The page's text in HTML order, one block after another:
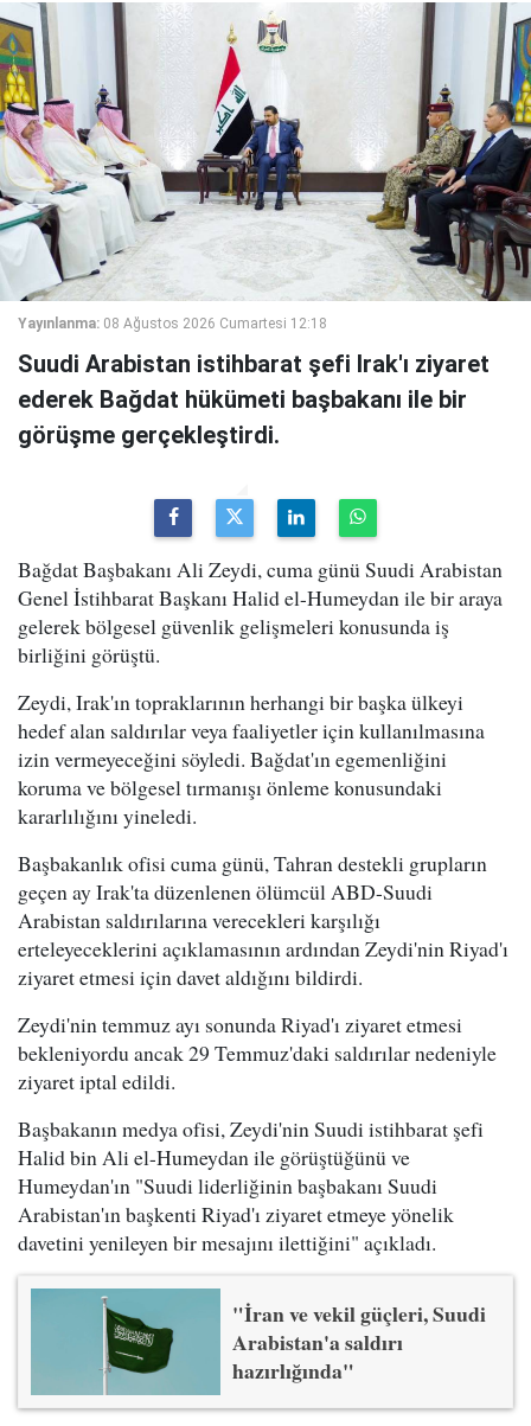
Yayınlanma: 08 Ağustos 2026 Cumartesi 12:18
Suudi Arabistan istihbarat şefi Irak'ı ziyaret
ederek Bağdat hükümeti başbakanı ile bir
görüşme gerçekleştirdi.
Bağdat Başbakanı Ali Zeydi, cuma günü Suudi Arabistan
Genel İstihbarat Başkanı Halid el-Humeydan ile bir araya
gelerek bölgesel güvenlik gelişmeleri konusunda iş
birliğini görüştü.
Zeydi, Irak'ın topraklarının herhangi bir başka ülkeyi
hedef alan saldırılar veya faaliyetler için kullanılmasına
izin vermeyeceğini söyledi. Bağdat'ın egemenliğini
koruma ve bölgesel tırmanışı önleme konusundaki
kararlılığını yineledi.
Başbakanlık ofisi cuma günü, Tahran destekli grupların
geçen ay Irak'ta düzenlenen ölümcül ABD-Suudi
Arabistan saldırılarına verecekleri karşılığı
erteleyeceklerini açıklamasının ardından Zeydi'nin Riyad'ı
ziyaret etmesi için davet aldığını bildirdi.
Zeydi'nin temmuz ayı sonunda Riyad'ı ziyaret etmesi
bekleniyordu ancak 29 Temmuz'daki saldırılar nedeniyle
ziyaret iptal edildi.
Başbakanın medya ofisi, Zeydi'nin Suudi istihbarat şefi
Halid bin Ali el-Humeydan ile görüştüğünü ve
Humeydan'ın "Suudi liderliğinin başbakanı Suudi
Arabistan'ın başkenti Riyad'ı ziyaret etmeye yönelik
davetini yenileyen bir mesajını ilettiğini" açıkladı.
"İran ve vekil güçleri, Suudi
Arabistan'a saldırı
hazırlığında"